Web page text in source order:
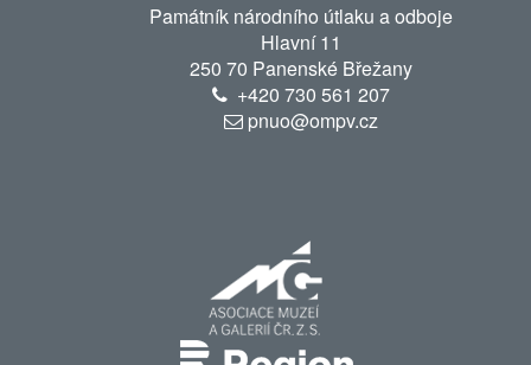
Památník národního útlaku a odboje
Hlavní 11
250 70 Panenské Břežany
+420 730 561 207
pnuo@ompv.cz